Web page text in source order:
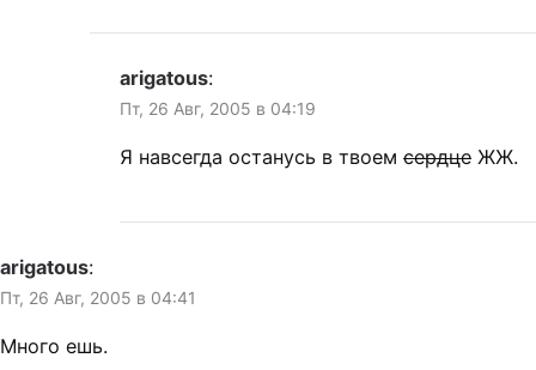
arigatous:
Пт, 26 Авг, 2005 в 04:19
Я навсегда останусь в твоем сердце ЖЖ.
arigatous:
Пт, 26 Авг, 2005 в 04:41
Много ешь.